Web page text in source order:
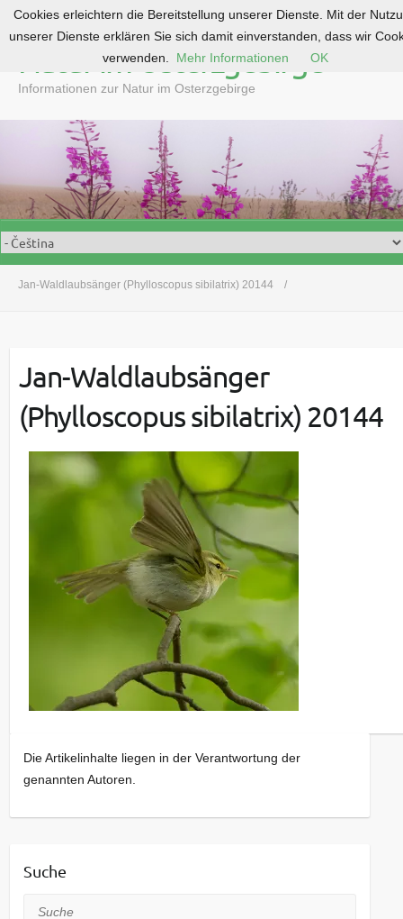
o
n
e
n
Natur im Osterzgebirge
Informationen zur Natur im Osterzgebirge
Jan-Waldlaubsänger (Phylloscopus sibilatrix) 20144
Jan-Waldlaubsänger
(Phylloscopus sibilatrix) 20144
Die Artikelinhalte liegen in der Verantwortung der
genannten Autoren.
Suche
Suche
Cookies erleichtern die Bereitstellung unserer Dienste. Mit der
unserer Dienste erklären Sie sich damit einverstanden, dass wir
verwenden.
Mehr Informationen OK